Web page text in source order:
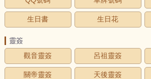
生日書 生日花
靈簽
觀音靈簽
呂祖靈簽
關帝靈簽 天後靈簽